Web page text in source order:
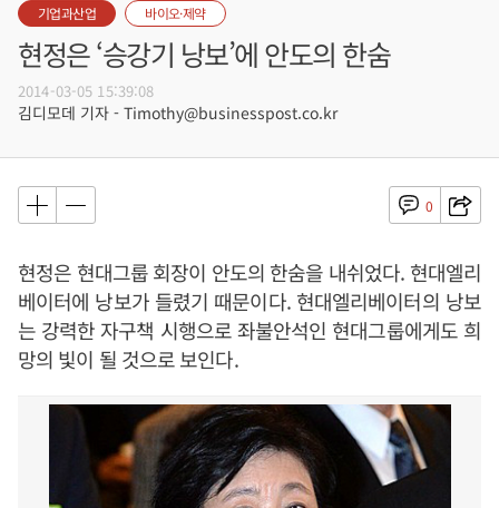
기업과산업 바이오·제약
현정은 ‘승강기 낭보’에 안도의 한숨
2014-03-05 15:39:08
김디모데 기자 - Timothy@businesspost.co.kr
0
현정은 현대그룹 회장이 안도의 한숨을 내쉬었다. 현대엘리
베이터에 낭보가 들렸기 때문이다. 현대엘리베이터의 낭보
는 강력한 자구책 시행으로 좌불안석인 현대그룹에게도 희
망의 빛이 될 것으로 보인다.